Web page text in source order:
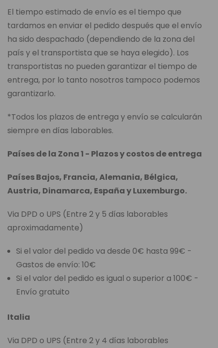
El tiempo estimado de envío es el tiempo que
tardamos en enviar el pedido después que el envío
ha sido despachado (dependiendo de la zona del
país y el transportista que se haya elegido). Los
transportistas no pueden garantizar el tiempo de
entrega, por lo tanto nosotros tampoco podemos
garantizarlo.
*Todos los plazos de entrega y envío se calcularán
siempre en días laborables.
Países de la Zona 1 - Plazos y costos de entrega
Países Bajos, Francia, Alemania, Bélgica,
Austria, Dinamarca, España y Luxemburgo.
Via DPD o UPS (Entre 2 y 5 días laborables
aproximadamente)
Si el valor del pedido va desde 0€ hasta 99€ -
Gastos de envío: 10€
Si el valor del pedido es igual o superior a 100€ -
Envío gratuito
Italia
Via DPD o UPS (Entre 2 y 4 días laborables